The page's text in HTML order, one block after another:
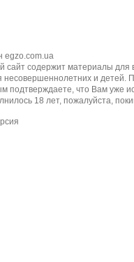
Кожа
egzo.com.ua
сайт содержит материалы для
и детей.
подтверждаете, что Вам уже
18 лет, пожалуйста,